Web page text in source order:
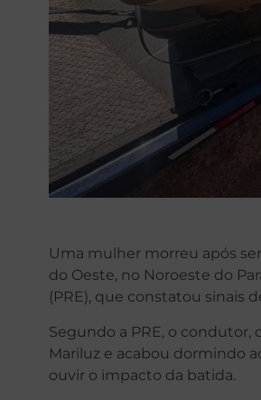
Uma mulher morreu após
do Oeste, no Noroeste do
(PRE), que constatou sinais
Segundo a PRE, o
Mariluz e acabou dormindo
ouvir o impacto da batida.